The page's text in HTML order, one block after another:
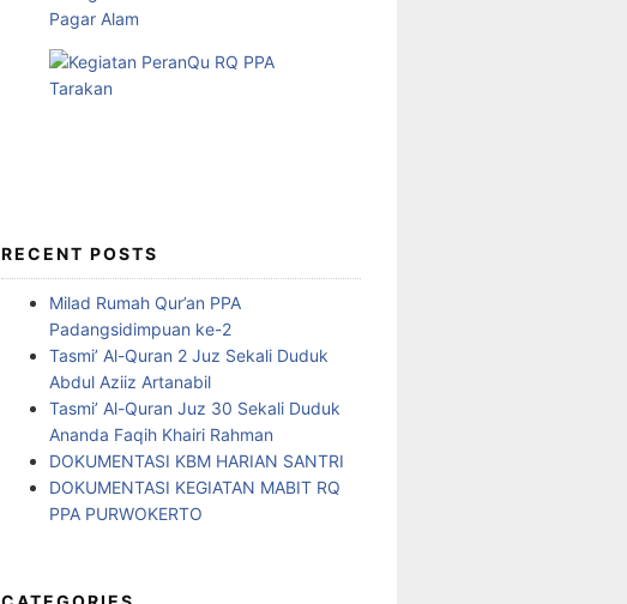
RECENT POSTS
Milad Rumah Qur’an PPA
Padangsidimpuan ke-2
Tasmi’ Al-Quran 2 Juz Sekali Duduk
Abdul Aziiz Artanabil
Tasmi’ Al-Quran Juz 30 Sekali Duduk
Ananda Faqih Khairi Rahman
DOKUMENTASI KBM HARIAN SANTRI
DOKUMENTASI KEGIATAN MABIT RQ
PPA PURWOKERTO